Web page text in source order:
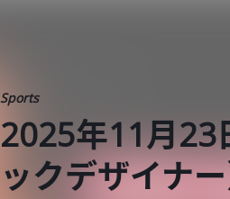
Sports
2025年11月23
ックデザイナ